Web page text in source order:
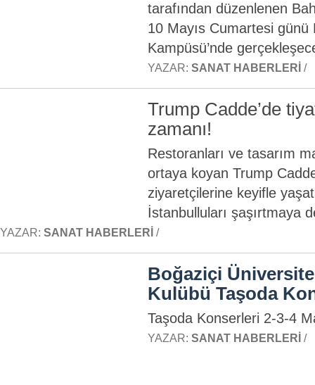
tarafından düzenlenen
10 Mayıs Cumartesi günü
Kampüsü’nde
YAZAR: SANAT HABERLERI /
Trump Cadde’de
zamanı!
Restoranları ve tasarım
ortaya koyan Trump
ziyaretçilerine keyifle
İstanbulluları şaşırtmaya
YAZAR: SANAT HABERLERI /
Boğaziçi
Kulübü Taşoda
Taşoda Konserleri 2-3-4
YAZAR: SANAT HABERLERI /